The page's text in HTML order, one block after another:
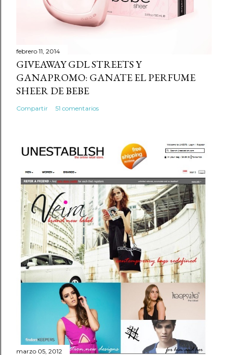
r
i
o
febrero 11, 2014
GIVEAWAY GDL STREETS Y
GANAPROMO: GANATE EL PERFUME
SHEER DE BEBE
Compartir 51 comentarios
marzo 05, 2012